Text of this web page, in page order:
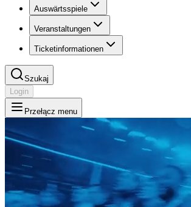
Auswärtsspiele
Veranstaltungen
Ticketinformationen
Szukaj
Login
Przełącz menu